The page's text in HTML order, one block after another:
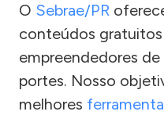
O Sebrae/PR
conteúdos gratuitos
empreendedores
portes. Nosso
melhores